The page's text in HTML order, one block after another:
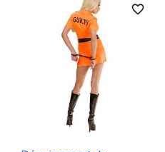
favorite_border